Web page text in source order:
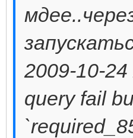
2009-10-
query fail